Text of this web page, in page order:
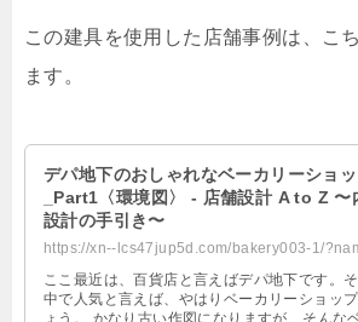
この建具を使用した店舗事例は、こ
ます。
デパ地下のおしゃれなベーカリーショ
_Part1〈環境図〉 - 店舗設計 A to Z 〜
設計の手引き〜
https://xn--lcs47jup5d.com/bakery003-1/
ここ最近は、百貨店と言えばデパ地下です。
中で人気と言えば、やはりベーカリーショッ
ょう。 かなり古い作図になりますが、そんな